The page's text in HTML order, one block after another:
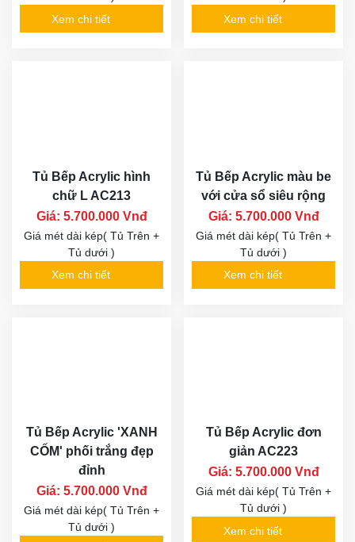
Xem chi tiết
Xem chi tiết
Tủ Bếp Acrylic hình
chữ L AC213
Giá: 5.700.000 Vnđ
Giá mét dài kép( Tủ Trên +
Tủ dưới )
Xem chi tiết
Tủ Bếp Acrylic màu be
với cửa sổ siêu rộng
Giá: 5.700.000 Vnđ
Giá mét dài kép( Tủ Trên +
Tủ dưới )
Xem chi tiết
Tủ Bếp Acrylic 'XANH
CỐM' phối trắng đẹp
đỉnh
Giá: 5.700.000 Vnđ
Giá mét dài kép( Tủ Trên +
Tủ dưới )
Tủ Bếp Acrylic đơn
giản AC223
Giá: 5.700.000 Vnđ
Giá mét dài kép( Tủ Trên +
Tủ dưới )
Xem chi tiết